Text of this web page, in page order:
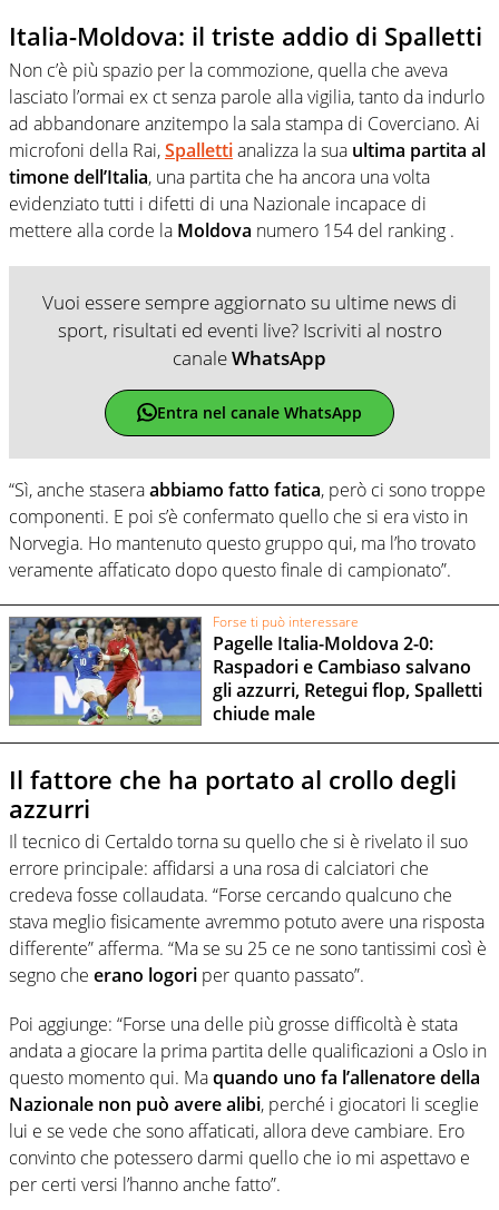
Italia-Moldova: il triste addio di Spalletti
Non c’è più spazio per la commozione, quella che aveva
lasciato l’ormai ex ct senza parole alla vigilia, tanto da indurlo
ad abbandonare anzitempo la sala stampa di Coverciano. Ai
microfoni della Rai,Spallettianalizza la sua ultima partita al
timone dell’Italia, una partita che ha ancora una volta
evidenziato tutti i difetti di una Nazionale incapace di
mettere alla corde la Moldova numero 154 del ranking .
Vuoi essere sempre aggiornato su ultime news di
sport, risultati ed eventi live? Iscriviti al nostro
canaleWhatsApp
Entra nel canale WhatsApp
“Sì, anche staseraabbiamo fatto fatica, però ci sono troppe
componenti. E poi s’è confermato quello che si era visto in
Norvegia. Ho mantenuto questo gruppo qui, ma l’ho trovato
veramente affaticato dopo questo finale di campionato”.
Forse ti può interessare
Pagelle Italia-Moldova 2-0:
Raspadori e Cambiaso salvano
gli azzurri, Retegui flop, Spalletti
chiude male
Il fattore che ha portato al crollo degli
azzurri
Il tecnico di Certaldo torna su quello che si è rivelato il suo
errore principale: affidarsi a una rosa di calciatori che
credeva fosse collaudata. “Forse cercando qualcuno che
stava meglio fisicamente avremmo potuto avere una risposta
differente” afferma. “Ma se su 25 ce ne sono tantissimi così è
segno che erano logori per quanto passato”.
Poi aggiunge: “Forse una delle più grosse difficoltà è stata
andata a giocare la prima partita delle qualificazioni a Oslo in
questo momento qui. Maquando uno fa l’allenatore della
Nazionale non può avere alibi, perché i giocatori li sceglie
lui e se vede che sono affaticati, allora deve cambiare. Ero
convinto che potessero darmi quello che io mi aspettavo e
per certi versi l’hanno anche fatto”.